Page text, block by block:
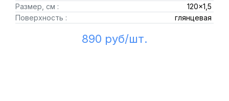
Размер, см :
120x1,5
Поверхность :
глянцевая
890 руб/шт.